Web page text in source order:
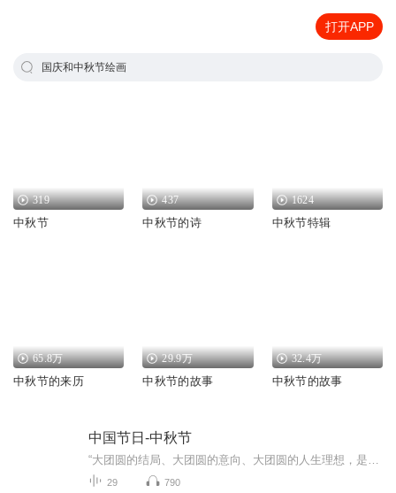
打开APP
国庆和中秋节绘画
319
中秋节
437
中秋节的诗
1624
中秋节特辑
65.8万
中秋节的来历
29.9万
中秋节的故事
32.4万
中秋节的故事
中国节日-中秋节
29 790